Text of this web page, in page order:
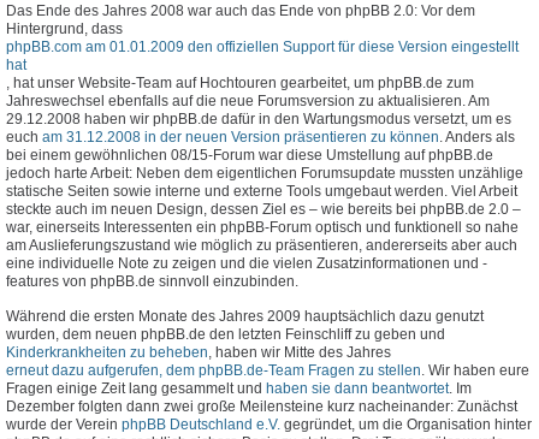
Das Ende des Jahres 2008 war auch das Ende von phpBB 2.0: Vor dem
Hintergrund, dass
phpBB.com am 01.01.2009 den offiziellen Support für diese Version eingestellt
hat
, hat unser Website-Team auf Hochtouren gearbeitet, um phpBB.de zum
Jahreswechsel ebenfalls auf die neue Forumsversion zu aktualisieren. Am
29.12.2008 haben wir phpBB.de dafür in den Wartungsmodus versetzt, um es
euch am 31.12.2008 in der neuen Version präsentieren zu können. Anders als
bei einem gewöhnlichen 08/15-Forum war diese Umstellung auf phpBB.de
jedoch harte Arbeit: Neben dem eigentlichen Forumsupdate mussten unzählige
statische Seiten sowie interne und externe Tools umgebaut werden. Viel Arbeit
steckte auch im neuen Design, dessen Ziel es – wie bereits bei phpBB.de 2.0 –
war, einerseits Interessenten ein phpBB-Forum optisch und funktionell so nahe
am Auslieferungszustand wie möglich zu präsentieren, andererseits aber auch
eine individuelle Note zu zeigen und die vielen Zusatzinformationen und -
features von phpBB.de sinnvoll einzubinden.
Während die ersten Monate des Jahres 2009 hauptsächlich dazu genutzt
wurden, dem neuen phpBB.de den letzten Feinschliff zu geben und
Kinderkrankheiten zu beheben, haben wir Mitte des Jahres
erneut dazu aufgerufen, dem phpBB.de-Team Fragen zu stellen. Wir haben eure
Fragen einige Zeit lang gesammelt und haben sie dann beantwortet. Im
Dezember folgten dann zwei große Meilensteine kurz nacheinander: Zunächst
wurde der Verein phpBB Deutschland e.V. gegründet, um die Organisation hinter